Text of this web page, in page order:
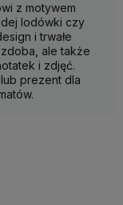
z motywem
lodówki czy
i trwałe
ale także
i zdjęć.
prezent dla